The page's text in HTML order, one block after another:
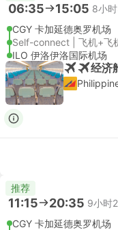
06:35 15:05 8小
CGY 卡加延德奥罗机场
Self-connect | 飞机+飞
ILO 伊洛伊洛国际机场
经济
推荐
11:15 20:35 9小时
CGY 卡加延德奥罗机场